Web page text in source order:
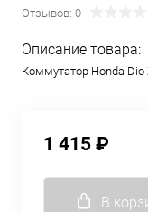
Отзывов: 0
Описание товара:
Коммутатор Honda Dio
1 415 ₽
В